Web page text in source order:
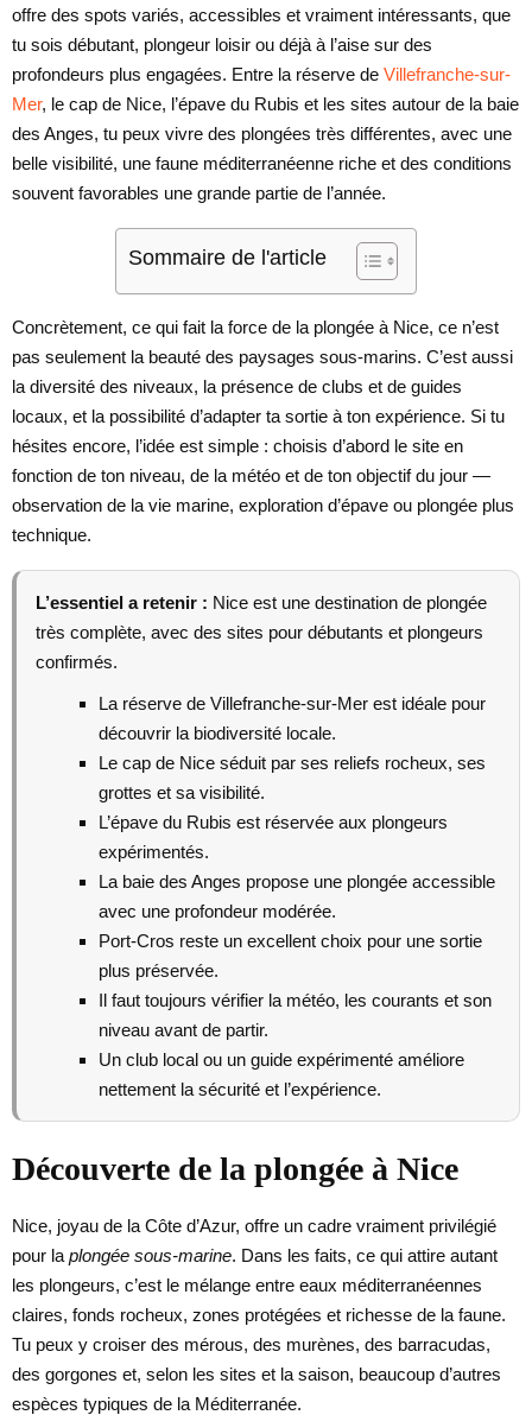
offre des spots variés, accessibles et vraiment intéressants, que
tu sois débutant, plongeur loisir ou déjà à l’aise sur des
profondeurs plus engagées. Entre la réserve de Villefranche-sur-
Mer, le cap de Nice, l’épave du Rubis et les sites autour de la baie
des Anges, tu peux vivre des plongées très différentes, avec une
belle visibilité, une faune méditerranéenne riche et des conditions
souvent favorables une grande partie de l’année.
Sommaire de l'article
Concrètement, ce qui fait la force de la plongée à Nice, ce n’est
pas seulement la beauté des paysages sous-marins. C’est aussi
la diversité des niveaux, la présence de clubs et de guides
locaux, et la possibilité d’adapter ta sortie à ton expérience. Si tu
hésites encore, l’idée est simple : choisis d’abord le site en
fonction de ton niveau, de la météo et de ton objectif du jour —
observation de la vie marine, exploration d’épave ou plongée plus
technique.
L’essentiel a retenir : Nice est une destination de plongée
très complète, avec des sites pour débutants et plongeurs
confirmés.
La réserve de Villefranche-sur-Mer est idéale pour
découvrir la biodiversité locale.
Le cap de Nice séduit par ses reliefs rocheux, ses
grottes et sa visibilité.
L’épave du Rubis est réservée aux plongeurs
expérimentés.
La baie des Anges propose une plongée accessible
avec une profondeur modérée.
Port-Cros reste un excellent choix pour une sortie
plus préservée.
Il faut toujours vérifier la météo, les courants et son
niveau avant de partir.
Un club local ou un guide expérimenté améliore
nettement la sécurité et l’expérience.
Découverte de la plongée à Nice
Nice, joyau de la Côte d’Azur, offre un cadre vraiment privilégié
pour la plongée sous-marine. Dans les faits, ce qui attire autant
les plongeurs, c’est le mélange entre eaux méditerranéennes
claires, fonds rocheux, zones protégées et richesse de la faune.
Tu peux y croiser des mérous, des murènes, des barracudas,
des gorgones et, selon les sites et la saison, beaucoup d’autres
espèces typiques de la Méditerranée.